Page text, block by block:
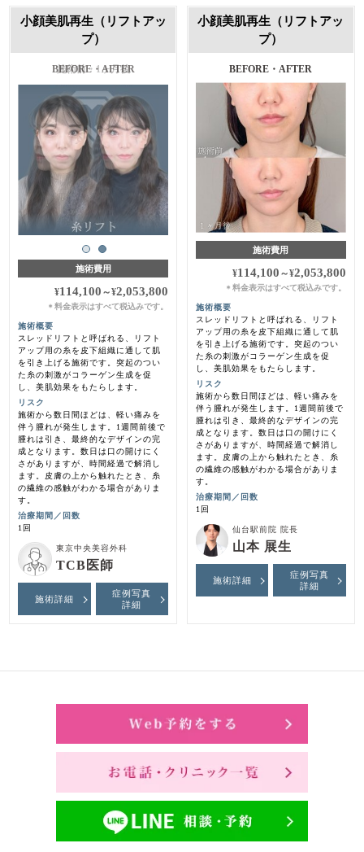
小顔美肌再生（リフトアッ
プ）
施術前・1ヶ月後
施術費用
¥114,100 ～¥2,053,800
＊料金表示はすべて税込みです。
施術概要
スレッドリフトと呼ばれる、リフト
アップ用の糸を皮下組織に通して肌
を引き上げる施術です。突起のつい
た糸の刺激がコラーゲン生成を促
し、美肌効果をもたらします。
リスク
施術から数日間ほどは、軽い痛みを
伴う腫れが発生します。1週間前後で
腫れは引き、最終的なデザインの完
成となります。数日は口の開けにく
さがありますが、時間経過で解消し
ます。皮膚の上から触れたとき、糸
の繊維の感触がわかる場合がありま
す。
治療期間／回数
1回
東京中央美容外科
TCB医師
施術詳細
症例写真
詳細
小顔美肌再生（リフトアッ
プ）
BEFORE・AFTER
施術費用
¥114,100 ～¥2,053,800
＊ 料金表示はすべて税込みです。
施術概要
スレッドリフトと呼ばれる、リフト
アップ用の糸を皮下組織に通して肌
を引き上げる施術です。突起のつい
た糸の刺激がコラーゲン生成を促
し、美肌効果をもたらします。
リスク
施術から数日間ほどは、軽い痛みを
伴う腫れが発生します。1週間前後で
腫れは引き、最終的なデザインの完
成となります。数日は口の開けにく
さがありますが、時間経過で解消し
ます。皮膚の上から触れたとき、糸
の繊維の感触がわかる場合がありま
す。
治療期間／回数
1回
仙台駅前院 院長
山本 展生
施術詳細
症例写真
詳細